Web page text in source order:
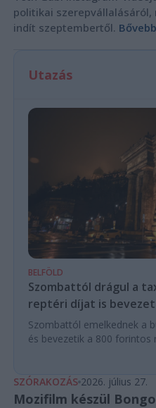
politikai
indít szeptembertől.
Utazás
BELFÖLD
Szombattól drágul a
reptéri díjat is
Szombattól emelkednek a
és bevezetik a 800 forintos
SZÓRAKOZÁS 2026. július 27.
Mozifilm készül